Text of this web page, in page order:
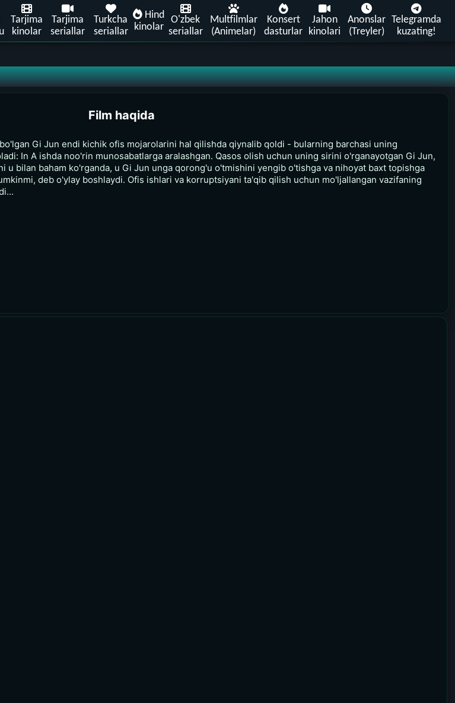
Tarjima
kinolar
Tarjima
seriallar
Turkcha
seriallar
Hind
kinolar
O'zbek
seriallar
Multfilmlar
(Animelar)
Konsert
dasturlar
Jahon
kinolari
Anonslar
(Treyler)
Telegramda
kuzating!
Film haqida
Gi Jun endi kichik ofis mojarolarini hal qilishda qiynalib qoldi - bularning barchasi uning
In A ishda noo'rin munosabatlarga aralashgan. Qasos olish uchun uning sirini o'rganayotgan Gi Jun,
u bilan baham ko'rganda, u Gi Jun unga qorong'u o'tmishini yengib o'tishga va nihoyat baxt topishga
deb o'ylay boshlaydi. Ofis ishlari va korruptsiyani ta'qib qilish uchun mo'ljallangan vazifaning